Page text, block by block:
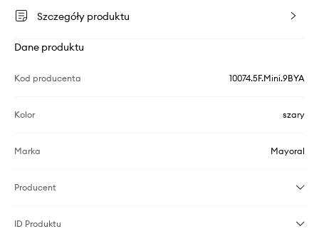
Szczegóły produktu
Dane produktu
Kod producenta 10074.5F.Mini.9BYA
Kolor szary
Marka Mayoral
Producent
ID Produktu